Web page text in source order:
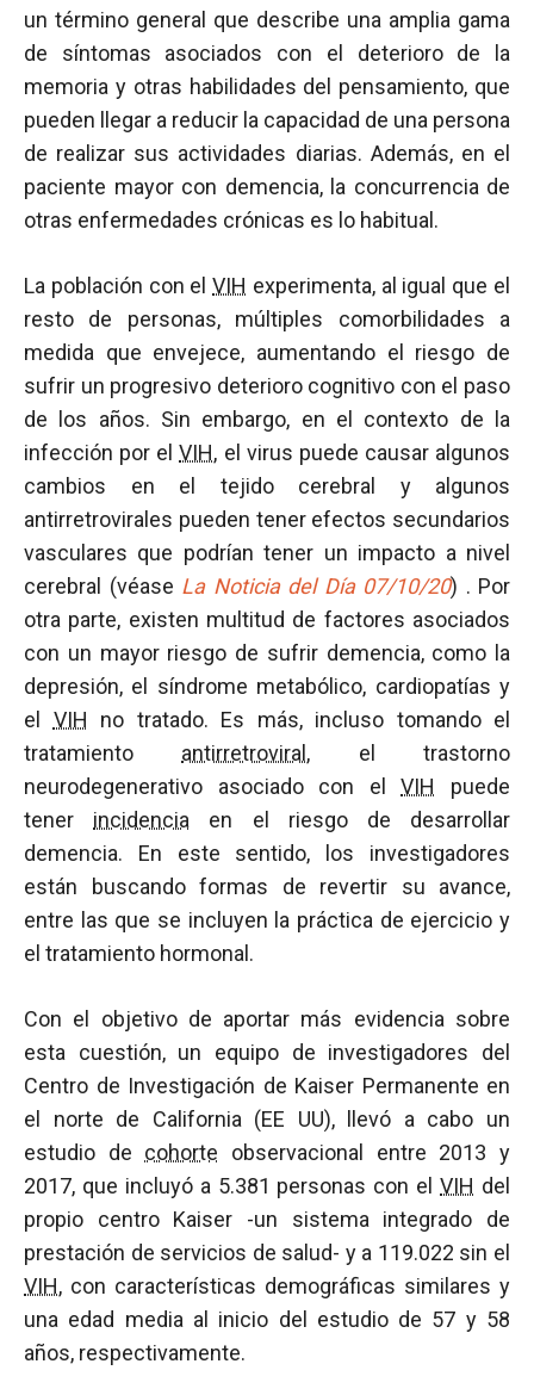
un término general que describe una amplia gama
de síntomas asociados con el deterioro de la
memoria y otras habilidades del pensamiento, que
pueden llegar a reducir la capacidad de una persona
de realizar sus actividades diarias. Además, en el
paciente mayor con demencia, la concurrencia de
otras enfermedades crónicas es lo habitual.
La población con elVIH experimenta, al igual que el
resto de personas, múltiples comorbilidades a
medida que envejece, aumentando el riesgo de
sufrir un progresivo deterioro cognitivo con el paso
de los años. Sin embargo, en el contexto de la
infección por elVIH, el virus puede causar algunos
cambios en el tejido cerebral y algunos
antirretrovirales pueden tener efectos secundarios
vasculares que podrían tener un impacto a nivel
cerebral (véase La Noticia del Día 07/10/20) . Por
otra parte, existen multitud de factores asociados
con un mayor riesgo de sufrir demencia, como la
depresión, el síndrome metabólico, cardiopatías y
el VIH no tratado. Es más, incluso tomando el
tratamiento antirretroviral , el trastorno
neurodegenerativo asociado con elVIH
puede
tener incidencia en el riesgo de desarrollar
demencia. En este sentido, los investigadores
están buscando formas de revertir su avance,
entre las que se incluyen la práctica de ejercicio y
el tratamiento hormonal.
Con el objetivo de aportar más evidencia sobre
esta cuestión, un equipo de investigadores del
Centro de Investigación de Kaiser Permanente en
el norte de California (EE UU), llevó a cabo un
estudio de cohorte observacional entre 2013 y
2017, que incluyó a 5.381 personas con elVIH del
propio centro Kaiser -un sistema integrado de
prestación de servicios de salud- y a 119.022 sin el
VIH, con características demográficas similares y
una edad media al inicio del estudio de 57 y 58
años, respectivamente.